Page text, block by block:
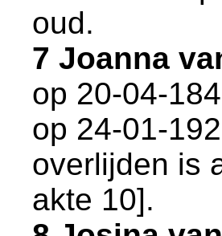
oud.
7 Joanna
op 20-04-
op 24-01-
overlijden is
akte 10].